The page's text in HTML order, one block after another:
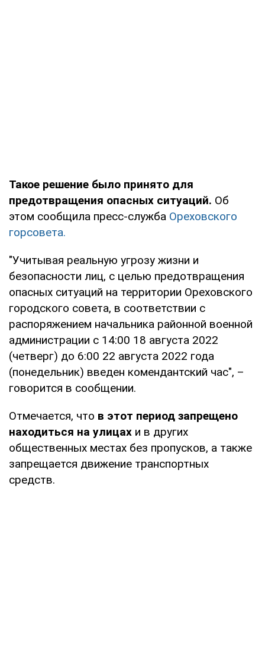
Такое решение было принято для
предотвращения опасных ситуаций. Об
этом сообщила пресс-служба Ореховского
горсовета.
"Учитывая реальную угрозу жизни и
безопасности лиц, с целью предотвращения
опасных ситуаций на территории Ореховского
городского совета, в соответствии с
распоряжением начальника районной военной
администрации с 14:00 18 августа 2022
(четверг) до 6:00 22 августа 2022 года
(понедельник) введен комендантский час", –
говорится в сообщении.
Отмечается, что в этот период запрещено
находиться на улицах и в других
общественных местах без пропусков, а также
запрещается движение транспортных
средств.